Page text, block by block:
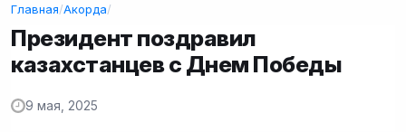
Главная/Акорда/
Президент поздравил
казахстанцев с Днем Победы
9 мая, 2025